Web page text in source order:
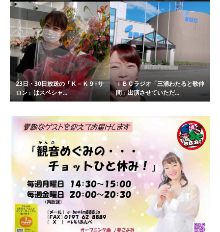
23日・30日放送の「Ｋ－Ｋ９○サ
ロン」はスペシャ...
ＩＢＣラジオ「三浦わたると歌仲
間」出演させていただ...